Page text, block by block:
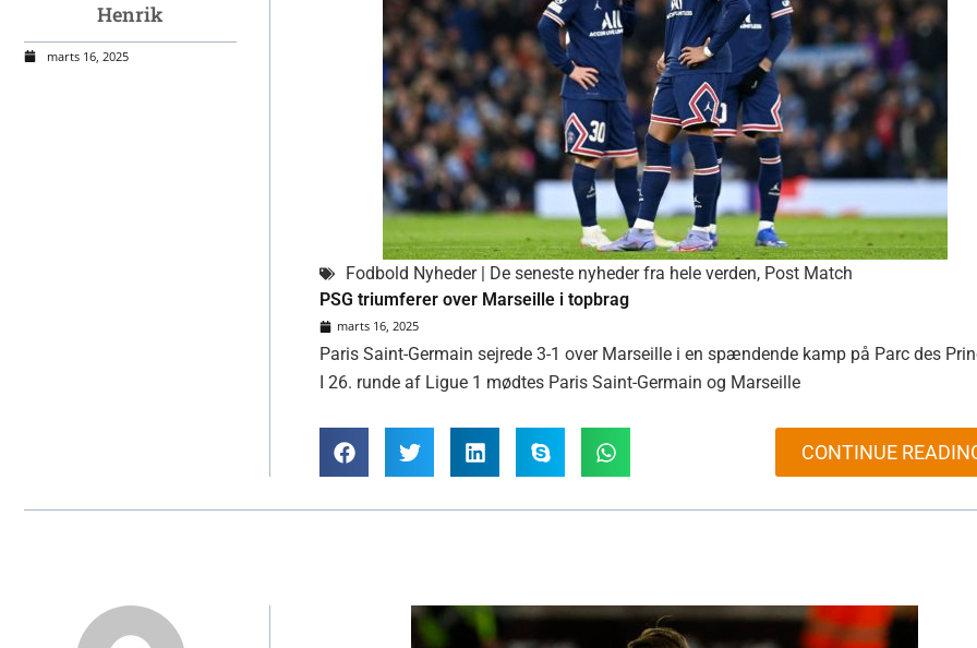
Henrik
marts 16, 2025
Fodbold Nyheder | De seneste nyheder fra hele verden, Post Match
PSG triumferer over Marseille i topbrag
marts 16, 2025
Paris Saint-Germain sejrede 3-1 over Marseille i en spændende kamp på Parc des
I 26. runde af Ligue 1 mødtes Paris Saint-Germain og Marseille
CONTINUE